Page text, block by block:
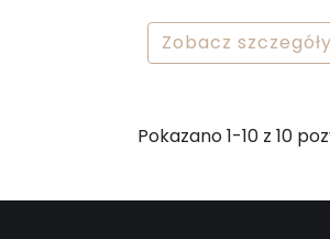
Zobacz szczegóły
Pokazano 1-10 z 10